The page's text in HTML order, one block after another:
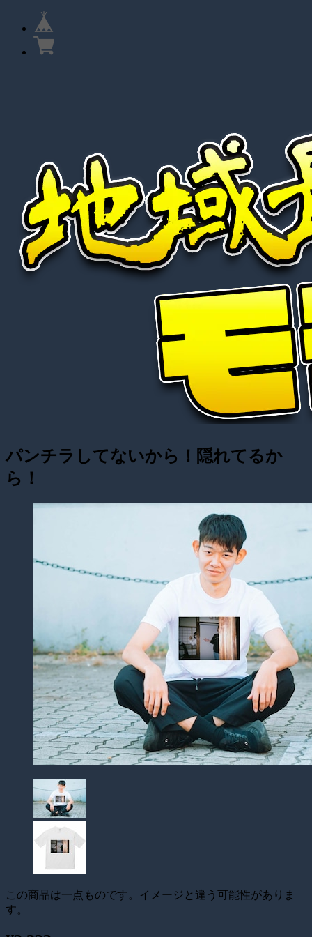
パンチラしてないから！隠れてるか
ら！
この商品は一点ものです。イメージと違う可能性がありま
す。